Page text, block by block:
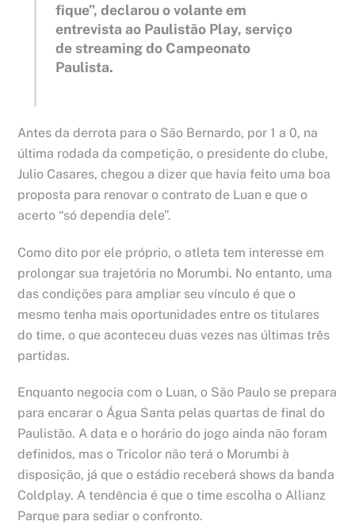
fique”, declarou o volante em
entrevista ao Paulistão Play, serviço
de streaming do Campeonato
Paulista.
Antes da derrota para o São Bernardo, por 1 a 0, na
última rodada da competição, o presidente do clube,
Julio Casares, chegou a dizer que havia feito uma boa
proposta para renovar o contrato de Luan e que o
acerto “só dependia dele”.
Como dito por ele próprio, o atleta tem interesse em
prolongar sua trajetória no Morumbi. No entanto, uma
das condições para ampliar seu vínculo é que o
mesmo tenha mais oportunidades entre os titulares
do time, o que aconteceu duas vezes nas últimas três
partidas.
Enquanto negocia com o Luan, o São Paulo se prepara
para encarar o Água Santa pelas quartas de final do
Paulistão. A data e o horário do jogo ainda não foram
definidos, mas o Tricolor não terá o Morumbi à
disposição, já que o estádio receberá shows da banda
Coldplay. A tendência é que o time escolha o Allianz
Parque para sediar o confronto.